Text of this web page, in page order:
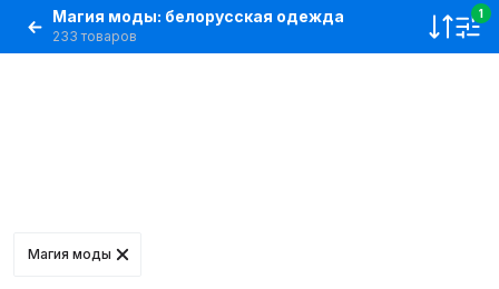
Магия моды: белорусская одежда
233 товаров
1
Магия моды